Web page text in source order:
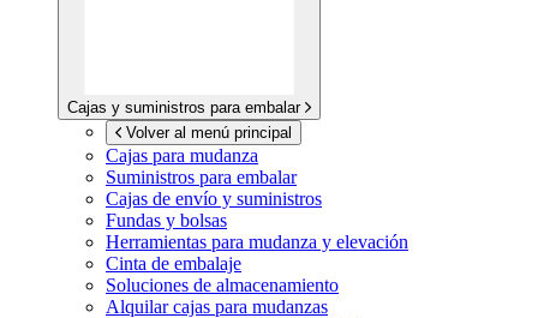
Cajas y suministros para embalar
Volver al menú principal
Cajas para mudanza
Suministros para embalar
Cajas de envío y suministros
Fundas y bolsas
Herramientas para mudanza y elevación
Cinta de embalaje
Soluciones de almacenamiento
Alquilar cajas para mudanzas